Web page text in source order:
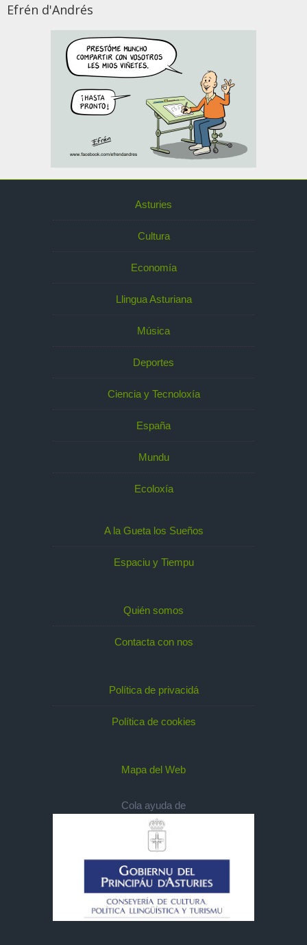
Efrén d'Andrés
Asturies
Cultura
Economía
Llingua Asturiana
Música
Deportes
Ciencia y Tecnoloxía
España
Mundu
Ecoloxía
A la Gueta los Sueños
Espaciu y Tiempu
Quién somos
Contacta con nos
Política de privacidá
Política de cookies
Mapa del Web
Cola ayuda de